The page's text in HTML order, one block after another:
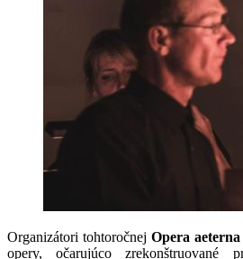
Organizátori tohtoročnej Opera
opery, očarujúco zrekonštruované